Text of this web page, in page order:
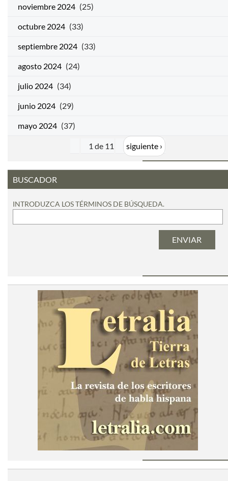
noviembre 2024 (25)
octubre 2024 (33)
septiembre 2024 (33)
agosto 2024 (24)
julio 2024 (34)
junio 2024 (29)
mayo 2024 (37)
1 de 11 siguiente ›
BUSCADOR
INTRODUZCA LOS TÉRMINOS DE BÚSQUEDA.